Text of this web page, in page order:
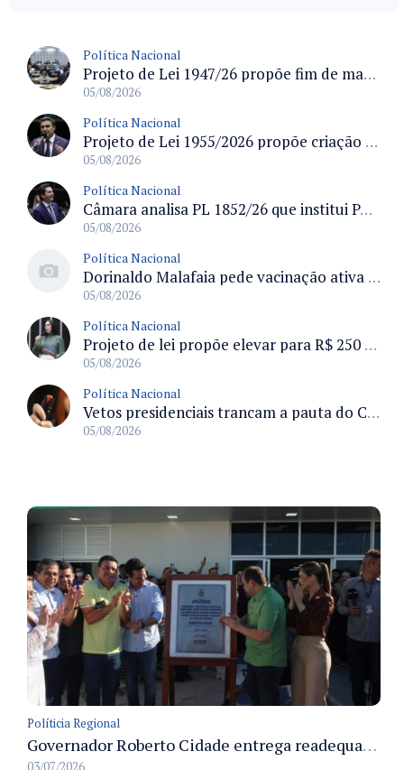
Política Nacional
Projeto de Lei 1947/26 propõe fim de margens para cartão de crédito e consignado do INSS
05/08/2026
Política Nacional
Projeto de Lei 1955/2026 propõe criação de geração livre de fumo ao restringir venda de vapes a nascidos desde 1º de janeiro de 2009
05/08/2026
Política Nacional
Câmara analisa PL 1852/26 que institui Política Nacional de Gestão de Desempenho e Eficiência para servidores públicos
05/08/2026
Política Nacional
Dorinaldo Malafaia pede vacinação ativa ao Ministério da Saúde para reverter queda na cobertura vacinal no Brasil
05/08/2026
Política Nacional
Projeto de lei propõe elevar para R$ 250 mil limite de isenção do IPI para pessoas com deficiência e autismo
05/08/2026
Política Nacional
Vetos presidenciais trancam a pauta do Congresso com 87 itens pendentes e incluem trechos do Orçamento de 2026
05/08/2026
Políticia Regional
Governador Roberto Cidade entrega readequação do ambulatório da FCecon e amplia capacidade de atendimento oncológico em Manaus
03/07/2026